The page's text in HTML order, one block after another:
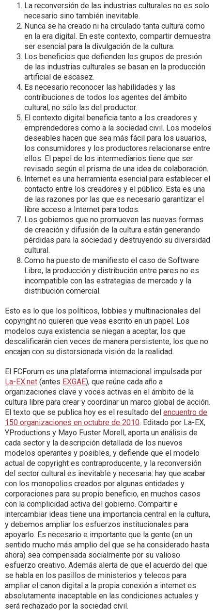
La reconversión de las industrias culturales no es solo
necesario sino también inevitable.
Nunca se ha creado ni ha circulado tanta cultura como
en la era digital. En este contexto, compartir demuestra
ser esencial para la divulgación de la cultura.
Los beneficios que defienden los grupos de presión
de las industrias culturales se basan en la producción
artificial de escasez.
Es necesario reconocer las habilidades y las
contribuciones de todos los agentes del ámbito
cultural, no sólo las del productor.
El contexto digital beneficia tanto a los creadores y
emprendedores como a la sociedad civil. Los modelos
deseables hacen que sea más fácil para los usuarios,
los consumidores y los productores relacionarse entre
ellos. El papel de los intermediarios tiene que ser
revisado según el prisma de una idea de colaboración.
Internet es una herramienta esencial para establecer el
contacto entre los creadores y el público. Esta es una
de las razones por las que es necesario garantizar el
libre acceso a Internet para todos.
Los gobiernos que no promueven las nuevas formas
de creación y difusión de la cultura están generando
pérdidas para la sociedad y destruyendo su diversidad
cultural.
Como ha puesto de manifiesto el caso de Software
Libre, la producción y distribución entre pares no es
incompatible con las estrategias de mercado y la
distribución comercial.
Esto es lo que los políticos, lobbies y multinacionales del
copyright no quieren que veas escrito en un papel. Los
modelos cuya existencia se niegan a aceptar, los que
descalificarán cien veces de manera persistente, los que no
encajan con su distorsionada visión de la realidad.
El FCForum es una plataforma internacional impulsada por
La-EX.net (antes EXGAE), que reúne cada año a
organizaciones clave y voces activas en el ámbito de la
cultura libre para crear y coordinar un marco global de acción.
El texto que se publica hoy es el resultado del encuentro de
150 organizaciones en octubre de 2010. Editado por La-EX,
YProductions y Mayo Fuster Morell, aporta un análisis de
cada sector y la descripción detallada de los nuevos
modelos operantes y posibles, y defiende que el modelo
actual de copyright es contraproducente, y la reconversión
del sector cultural es inevitable y necesaria: hay que acabar
con los monopolios creados por algunas entidades y
corporaciones para su propio beneficio, en muchos casos
con la complicidad activa del gobierno. Compartir e
intercambiar ideas tiene una importancia central en la cultura,
y debemos ampliar los esfuerzos institucionales para
apoyarlo. Es necesario e importante que la gente (en un
sentido mucho más amplio del que se ha considerado hasta
ahora) sea compensada socialmente por su valioso
esfuerzo creativo. Además alerta de que el acuerdo del que
se habla en los pasillos de ministerios y telecos para
ampliar el canon digital a la propia conexión a internet es
absolutamente inaceptable en las condiciones actuales y
será rechazado por la sociedad civil.